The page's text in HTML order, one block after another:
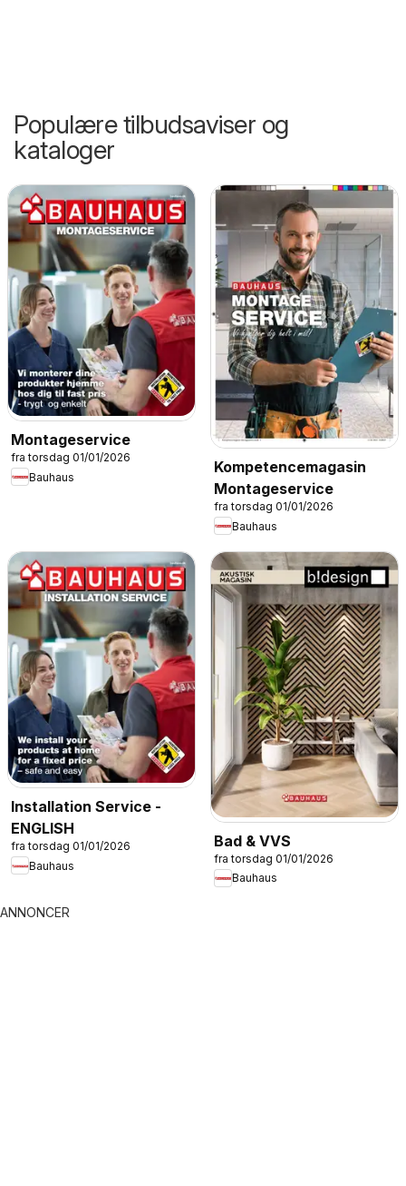
Populære tilbudsaviser og
kataloger
Montageservice
fra torsdag 01/01/2026
Bauhaus
Kompetencemagasin
Montageservice
fra torsdag 01/01/2026
Bauhaus
Installation Service -
ENGLISH
fra torsdag 01/01/2026
Bauhaus
Bad & VVS
fra torsdag 01/01/2026
Bauhaus
ANNONCER